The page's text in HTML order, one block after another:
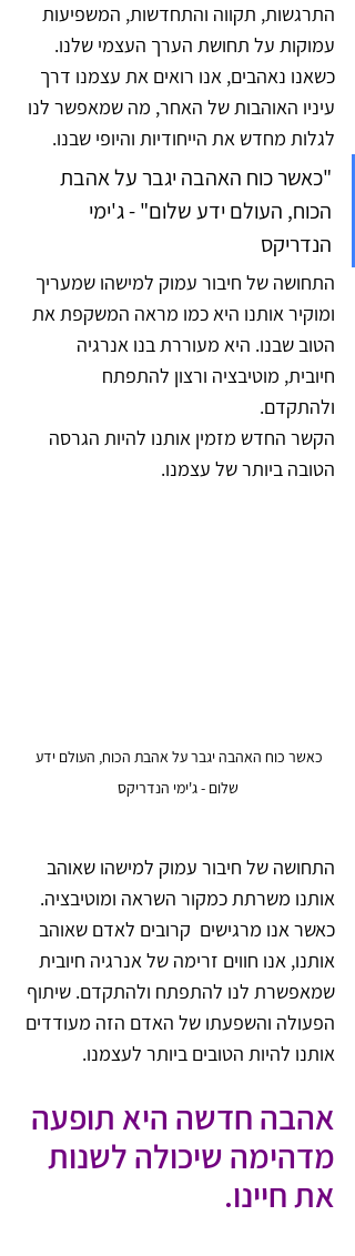
התרגשות, תקווה והתחדשות, המשפיעות
עמוקות על תחושת הערך העצמי שלנו.
כשאנו נאהבים, אנו רואים את עצמנו דרך
עיניו האוהבות של האחר, מה שמאפשר לנו
לגלות מחדש את הייחודיות והיופי שבנו.
"כאשר כוח האהבה יגבר על אהבת
הכוח, העולם ידע שלום" - ג'ימי
הנדריקס
התחושה של חיבור עמוק למישהו שמעריך
ומוקיר אותנו היא כמו מראה המשקפת את
הטוב שבנו. היא מעוררת בנו אנרגיה
חיובית, מוטיבציה ורצון להתפתח
ולהתקדם.
הקשר החדש מזמין אותנו להיות הגרסה
הטובה ביותר של עצמנו.
כאשר כוח האהבה יגבר על אהבת הכוח, העולם ידע
שלום - ג'ימי הנדריקס
התחושה של חיבור עמוק למישהו שאוהב
אותנו משרתת כמקור השראה ומוטיבציה.
כאשר אנו מרגישים  קרובים לאדם שאוהב
אותנו, אנו חווים זרימה של אנרגיה חיובית
שמאפשרת לנו להתפתח ולהתקדם. שיתוף
הפעולה והשפעתו של האדם הזה מעודדים
אותנו להיות הטובים ביותר לעצמנו.
אהבה חדשה היא תופעה
מדהימה שיכולה לשנות
את חיינו.